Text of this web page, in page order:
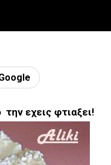
την εχεις φτιαξει!